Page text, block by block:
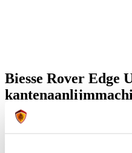
Biesse Rover Edge
Kantenaanlijmen